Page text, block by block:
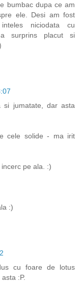
bumbac dupa ce am
ele. Desi am fost
niciodata cu
a surprins placut si
si jumatate, dar asta
cele solide - ma irit
pe ala. :)
:)
cu foare de lotus
:P.